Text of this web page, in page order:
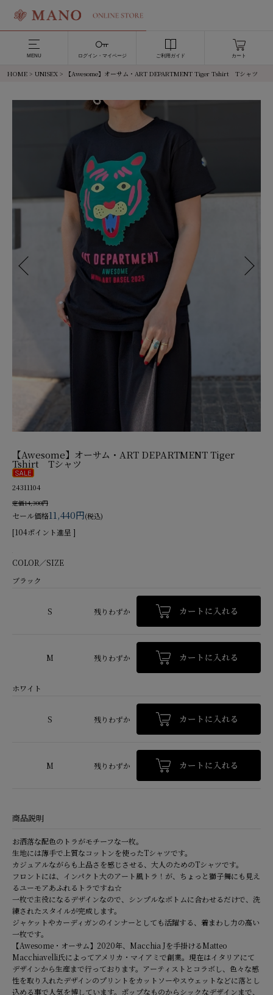
MENU ログイン・マイページ ご利用ガイド カート
HOME > UNISEX > 【Awesome】オーサム・ART DEPARTMENT Tiger Tshirt Tシャツ
【Awesome】オーサム・ART DEPARTMENT Tiger
Tshirt Tシャツ
24311104
定価14,300円
セール価格11,440円(税込)
[104ポイント進呈 ]
COLOR／SIZE
ブラック
S 残りわずか
M 残りわずか
ホワイト
S 残りわずか
M 残りわずか
商品説明
お洒落な配色のトラがモチーフな一枚。
生地には薄手で上質なコットンを使ったTシャツです。
カジュアルながらも上品さを感じさせる、大人のためのTシャツです。
フロントには、インパクト大のアート風トラ！が、ちょっと獅子舞にも見え
るユーモアあふれるトラですね☆
一枚で主役になるデザインなので、シンプルなボトムに合わせるだけで、洗
練されたスタイルが完成します。
ジャケットやカーディガンのインナーとしても活躍する、着まわし力の高い
一枚です。
【Awesome・オーサム】2020年、Macchia Jを手掛けるMatteo
Macchiavelli氏によってアメリカ・マイアミで創業。現在はイタリアにて
デザインから生産まで行っております。アーティストとコラボし、色々な感
性を取り入れたデザインのプリントをカットソーやスウェットなどに落とし
込める事で人気を博しています。ポップなものからシックなデザインまで、